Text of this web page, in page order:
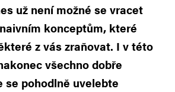
už není možné se vracet
konceptům, které
z vás zraňovat. I v této
všechno dobře
se pohodlně uvelebte